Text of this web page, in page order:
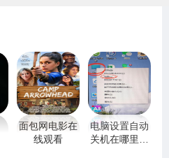
面包网电影在
线观看
电脑设置自动
关机在哪里设